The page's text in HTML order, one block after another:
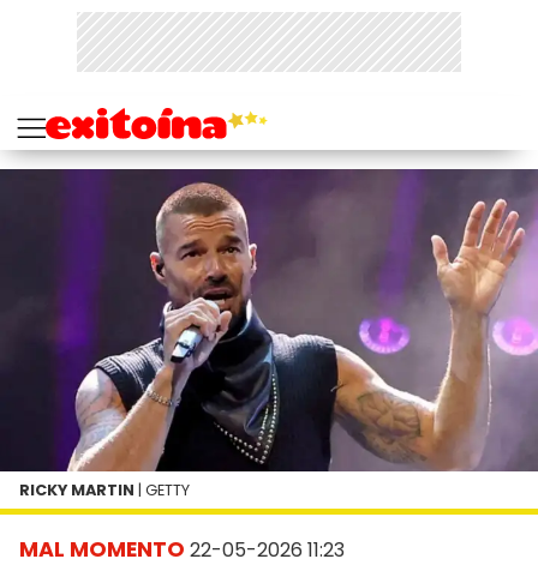
MAL MOMENTO 22-05-2026 11:23
RICKY MARTIN | GETTY